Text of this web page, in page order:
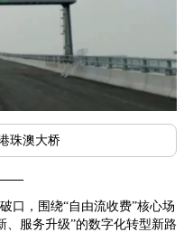
珠澳大桥
——
口，围绕“自由流收费”核心场
、服务升级”的数字化转型新路